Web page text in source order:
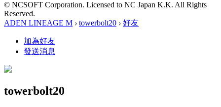
© NCSOFT Corporation. Licensed to NC Japan K.K. All Rights
Reserved.
ADEN LINEAGE M › towerbolt20 › 好友
加為好友
發送消息
towerbolt20